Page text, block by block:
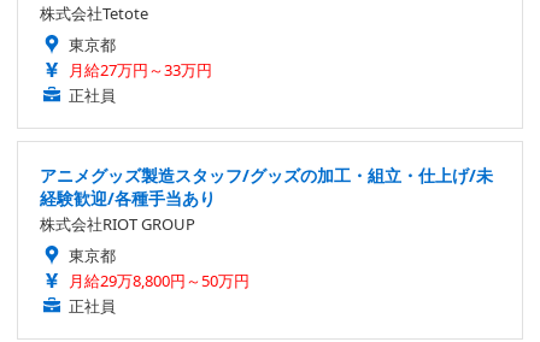
株式会社Tetote
東京都
月給27万円～33万円
正社員
アニメグッズ製造スタッフ/グッズの加工・組立・仕上げ/未
経験歓迎/各種手当あり
株式会社RIOT GROUP
東京都
月給29万8,800円～50万円
正社員